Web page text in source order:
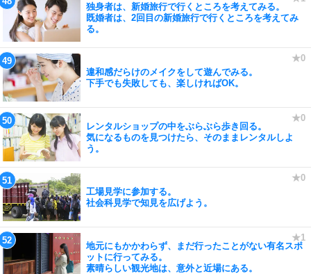
独身者は、新婚旅行で行くところを考えてみる。
既婚者は、2回目の新婚旅行で行くところを考えてみ
る。
違和感だらけのメイクをして遊んでみる。
下手でも失敗しても、楽しければOK。
レンタルショップの中をぶらぶら歩き回る。
気になるものを見つけたら、そのままレンタルしよ
う。
工場見学に参加する。
社会科見学で知見を広げよう。
地元にもかかわらず、まだ行ったことがない有名スポ
ットに行ってみる。
素晴らしい観光地は、意外と近場にある。